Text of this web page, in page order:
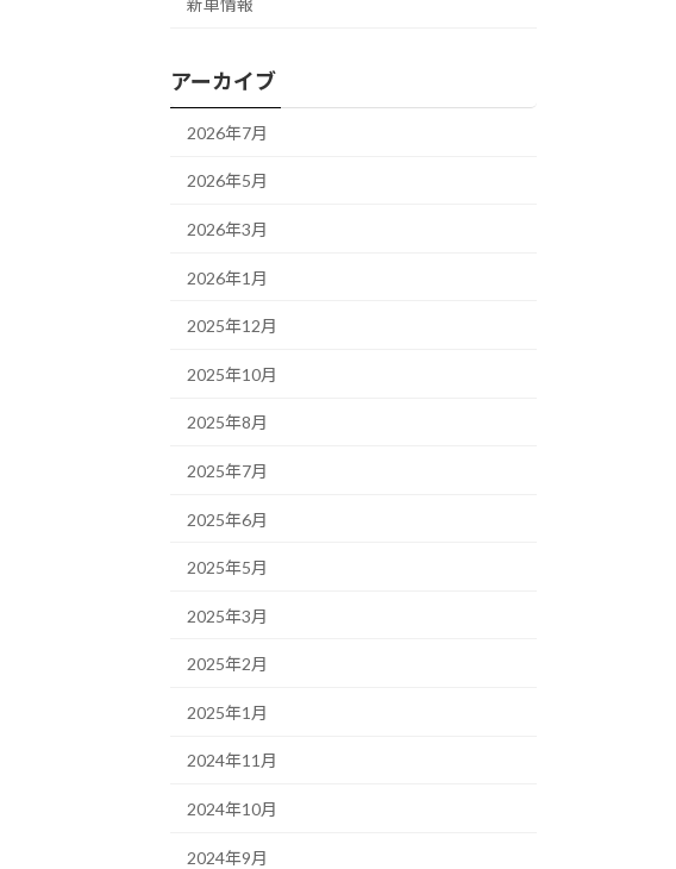
新車情報
アーカイブ
2026年7月
2026年5月
2026年3月
2026年1月
2025年12月
2025年10月
2025年8月
2025年7月
2025年6月
2025年5月
2025年3月
2025年2月
2025年1月
2024年11月
2024年10月
2024年9月